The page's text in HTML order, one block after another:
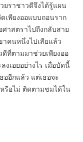
ราชาวดีจึงได้รู้แผน
เพียงออแบบถอนราก
าสตราไปถึงกลับสาย
คนหนึ่งไปเสียแล้ว
ที่ตามมาช่วยเพียงออ
งเอยอย่างไร เมื่อบัดนี้
ออีกแล้ว แต่เธอจะ
รือไม่ ติดตามชมได้ใน